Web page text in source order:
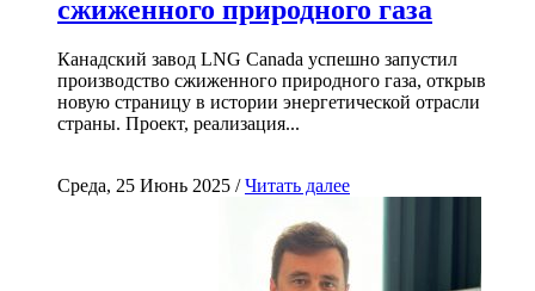
сжиженного природного газа
Канадский завод LNG Canada успешно запустил
производство сжиженного природного газа, открыв
новую страницу в истории энергетической отрасли
страны. Проект, реализация...
Среда, 25 Июнь 2025 /Читать далее